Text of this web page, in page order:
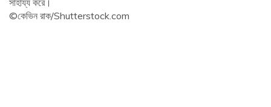
সাহায্য করে।
©কেভিন রাক/Shutterstock.com